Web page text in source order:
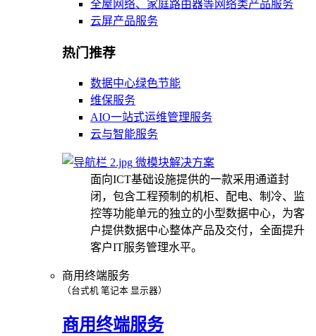
全屋网络、家庭路由器等网络类产品服务
云屏产品服务
热门推荐
数据中心绿色节能
维保服务
AIO一站式运维管理服务
云与智能服务
微模块解决方案
面向ICT基础设施提供的一款采用通道封
闭，包含工程预制的机柜、配电、制冷、监
控等功能单元的独立的小型数据中心，为客
户提供数据中心整体产品及交付，全面提升
客户IT服务管理水平。
商用终端服务
（台式机 笔记本 显示器）
商用终端服务